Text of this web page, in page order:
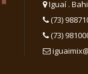
Iguaí .
(73)
(73)